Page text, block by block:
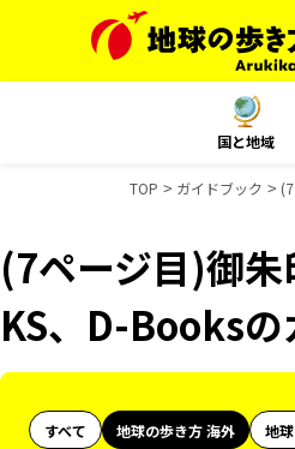
国と地域
TOP ガイドブック
(7ページ目)御
KS、D-Books
すべて 地球の歩き方 海外 地